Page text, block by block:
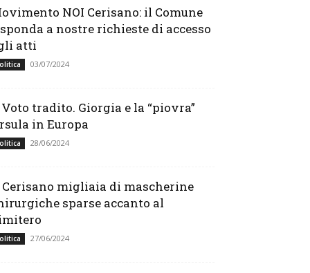
NOI Cerisano: il Comune
a nostre richieste di accesso
atti
03/07/2024
tradito. Giorgia e la “piovra”
in Europa
28/06/2024
Cerisano migliaia di mascherine
sparse accanto al
27/06/2024